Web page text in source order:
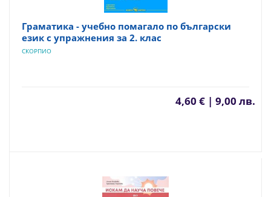
Граматика - учебно помагало по български
език с упражнения за 2. клас
СКОРПИО
4,60 € | 9,00 лв.